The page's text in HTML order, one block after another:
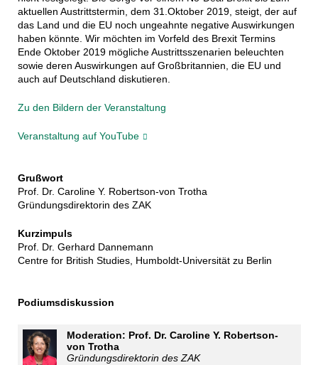
aktuellen Austrittstermin, dem 31.Oktober 2019, steigt, der auf
das Land und die EU noch ungeahnte negative Auswirkungen
haben könnte. Wir möchten im Vorfeld des Brexit Termins
Ende Oktober 2019 mögliche Austrittsszenarien beleuchten
sowie deren Auswirkungen auf Großbritannien, die EU und
auch auf Deutschland diskutieren.
Zu den Bildern der Veranstaltung
Veranstaltung auf YouTube
Grußwort
Prof. Dr. Caroline Y. Robertson-von Trotha
Gründungsdirektorin des ZAK
Kurzimpuls
Prof. Dr. Gerhard Dannemann
Centre for British Studies, Humboldt-Universität zu Berlin
Podiumsdiskussion
Moderation: Prof. Dr. Caroline Y. Robertson-
von Trotha
Gründungsdirektorin des ZAK